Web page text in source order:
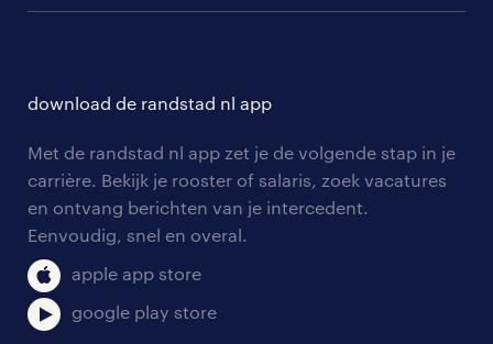
branches
tarieven
personeel gezocht
aanmelden nieuwsbrief
blogs en artikelen
salarischecker
bruto-netto calculator
onze vestigingen
pers
klachten en misstanden
download de randstad nl app
Met de randstad nl app zet je de volgende stap in je
carrière. Bekijk je rooster of salaris, zoek vacatures
en ontvang berichten van je intercedent.
Eenvoudig, snel en overal.
apple app store
google play store